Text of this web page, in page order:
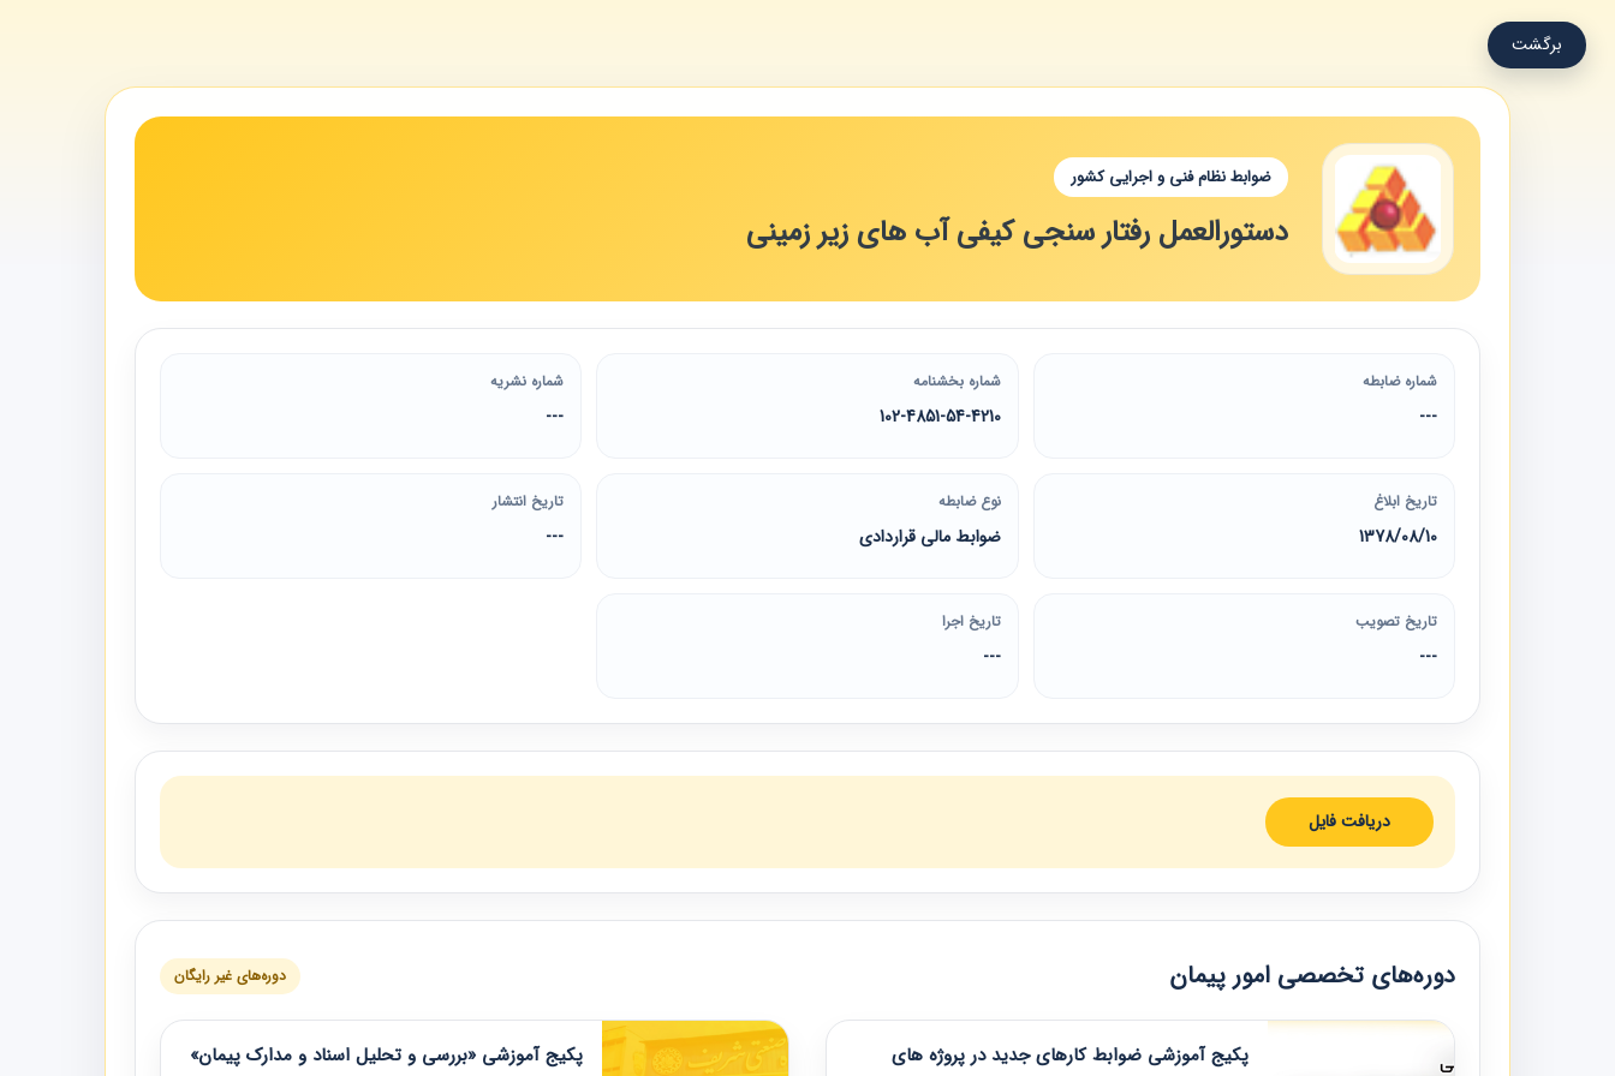
برگشت
ضوابط نظام فنی و اجرایی کشور
دستورالعمل رفتار سنجی کیفی آب های زیر زمینی
شماره ضابطه
---
شماره بخشنامه
102-4851-54-4210
شماره نشریه
---
تاریخ ابلاغ
1378/08/10
نوع ضابطه
ضوابط مالی قراردادی
تاریخ انتشار
---
تاریخ تصویب
---
تاریخ اجرا
---
دریافت فایل
دوره‌های تخصصی امور پیمان دوره‌های غیر رایگان
پکیج آموزشی ضوابط کارهای جدید در پروژه های
پکیج آموزشی «بررسی و تحلیل اسناد و مدارک پیمان»